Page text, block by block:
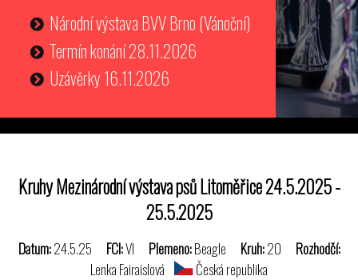
Národní výstava BVV Brno (Vánoční)
Termín konání 28.11.2026
Uzávěrky 16.11.2026
Kruhy Mezinárodní výstava psů Litoměřice 24.5.2025 -
25.5.2025
Datum:24.5.25 FCI:VI Plemeno:Beagle Kruh:20 Rozhodčí:
Lenka Fairaislová
Česká republika